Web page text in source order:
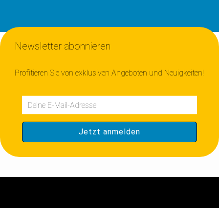
Newsletter abonnieren
Profitieren Sie von exklusiven Angeboten und Neuigkeiten!